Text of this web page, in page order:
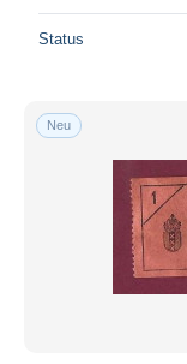
Status
Neu